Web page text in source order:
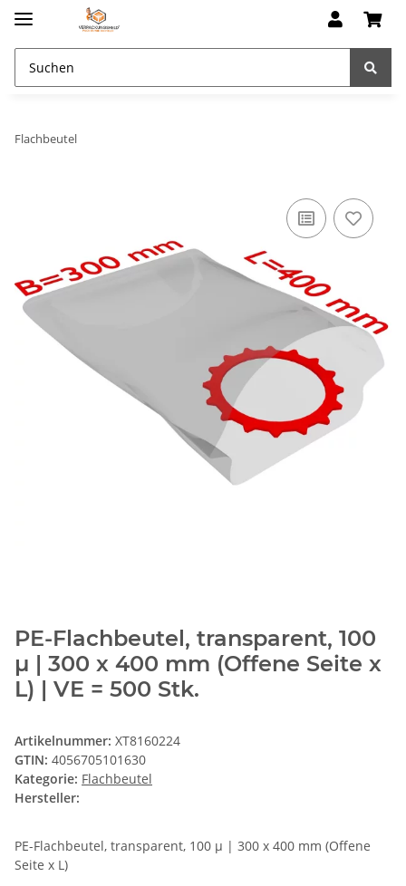
Flachbeutel
PE-Flachbeutel, transparent, 100
µ | 300 x 400 mm (Offene Seite x
L) | VE = 500 Stk.
Artikelnummer: XT8160224
GTIN: 4056705101630
Kategorie: Flachbeutel
Hersteller:
PE-Flachbeutel, transparent, 100 µ | 300 x 400 mm (Offene
Seite x L)